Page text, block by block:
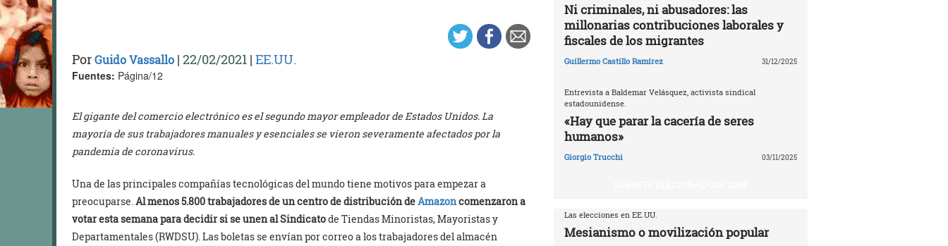
PorGuido Vassallo | 22/02/2021 | EE.UU.
Fuentes: Página/12
El gigante del comercio electrónico es el segundo mayor empleador de Estados Unidos. La
mayoría de sus trabajadores manuales y esenciales se vieron severamente afectados por la
pandemia de coronavirus.
Una de las principales compañías tecnológicas del mundo tiene motivos para empezar a
preocuparse. Al menos 5.800trabajadores de un centro de distribución deAmazoncomenzaron a
votar esta semana para decidir si se unen al Sindicatode Tiendas Minoristas, Mayoristas y
Departamentales (RWDSU). Las boletas se envían por correo a los trabajadores del almacén
Ni criminales, ni abusadores: las
millonarias contribuciones laborales y
fiscales de los migrantes
Guillermo Castillo Ramírez 31/12/2025
Entrevista a Baldemar Velásquez, activista sindical
estadounidense.
«Hay que parar la cacería de seres
humanos»
Giorgio Trucchi 03/11/2025
Las elecciones en EE.UU.
Mesianismo o movilización popular